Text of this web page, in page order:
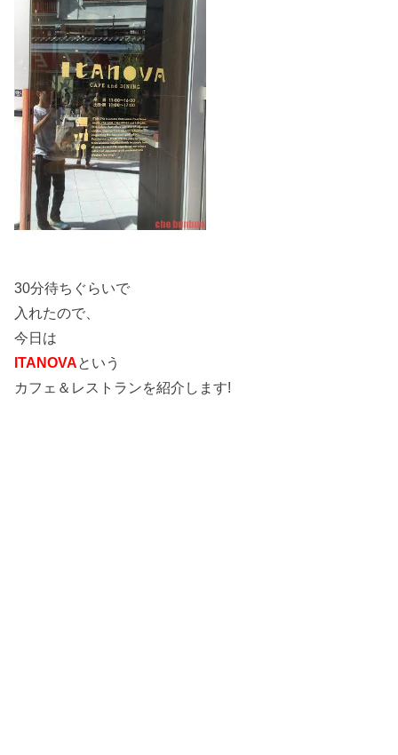
30分待ちぐらいで
入れたので、
今日は
ITANOVAという
カフェ＆レストランを紹介します!